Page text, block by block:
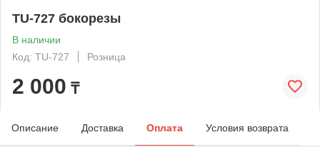
TU-727 бокорезы
В наличии
Код: TU-727
Розница
2 000 ₸
Описание Доставка Оплата Условия возврата